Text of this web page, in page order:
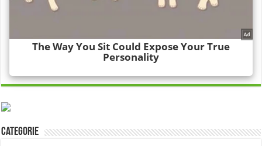
Categorie